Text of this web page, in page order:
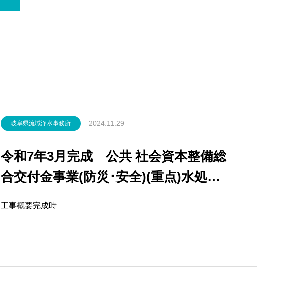
岐阜県流域浄水事務所 2024.11.29
令和7年3月完成 公共 社会資本整備総
合交付金事業(防災･安全)(重点)水処理
施設(23～25池)耐震対策工事
工事概要完成時